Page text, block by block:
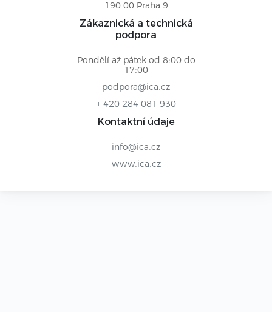
190 00 Praha 9
Zákaznická a technická
podpora
Pondělí až pátek od 8:00 do
17:00
podpora@ica.cz
+ 420 284 081 930
Kontaktní údaje
info@ica.cz
www.ica.cz